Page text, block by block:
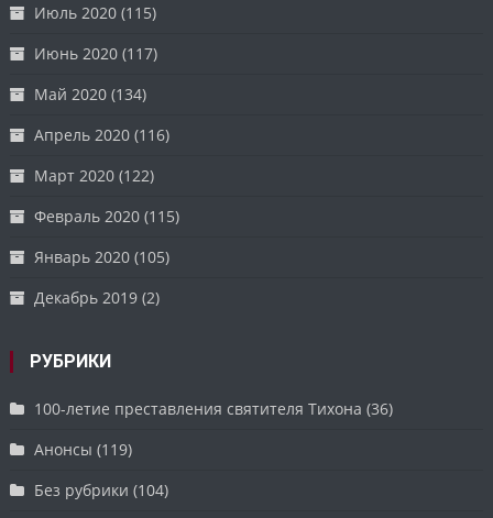
Июль 2020 (115)
Июнь 2020 (117)
Май 2020 (134)
Апрель 2020 (116)
Март 2020 (122)
Февраль 2020 (115)
Январь 2020 (105)
Декабрь 2019 (2)
РУБРИКИ
100-летие преставления святителя Тихона (36)
Анонсы (119)
Без рубрики (104)